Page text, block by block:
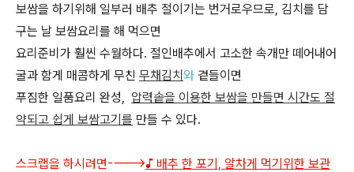
보쌈을 하기위해 일부러 배추 절이기는 번거로우므로, 김치를 담
구는 날 보쌈요리를 해 먹으면
요리준비가 훨씬 수월하다. 절인배추에서 고소한 속개만 떼어내어
굴과 함게 매콤하게 무친 무채김치 와 곁들이면
푸짐한 일품요리 완성, 압력솥을 이용한 보쌈을 만들면 시간도 절
약되고 쉽게 보쌈고기를 만들 수 있다.
스크랩을 하시려면---->♪ 배추 한 포기, 알차게 먹기위한 보관